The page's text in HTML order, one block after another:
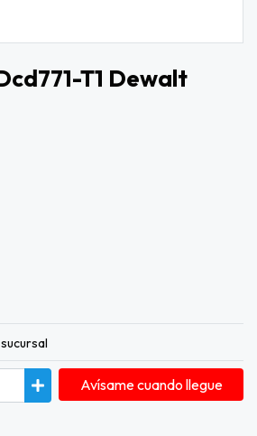
T1 Dewalt
Avísame cuando llegue